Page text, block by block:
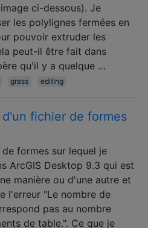
ci-dessous). Je
les polylignes fermées en
pouvoir extruder les
peut-il être fait dans
qu'il y a quelque …
grass editing
fichier de formes
formes sur lequel je
ArcGIS Desktop 9.3 qui est
manière ou d'une autre et
l'erreur "Le nombre de
pas au nombre
de table.". Ce que je